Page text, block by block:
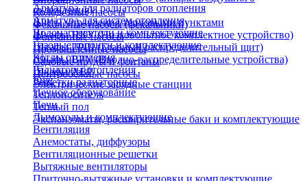
Колодезные насосы
Фекальные насосы (фекальники)
Фонтанные насосы
Промышленные насосы
Садовые пруды и фонтаны
Центробежные насосы
охлаждения)
Щиты управления тепловыми пунктами
Шкафы НКУ (Низковольтное комплектное устройство)
Шкафы ГРЩ (Главный распределительный щит)
Шкафы ВРУ (Вводно-распределительные устройства)
Шкафы АВР
Электрические зарядные станции
Арматура для радиаторов отопления
Арматура для систем отопления
Водонагреватели и комплектующие
Газовые колонки и комплектующие
Котлы отопления
Радиаторы отопления
Решетки радиаторные
Теплоноситель
Теплый пол
Экспанзоматы, расширительные баки и комплектующие
Еще
Печное оборудование
Печи
Дымоходы и комплектующие
Вентиляция
Анемостаты, диффузоры
Вентиляционные решетки
Вытяжные вентиляторы
Приточно-вытяжные установки и комплектующие